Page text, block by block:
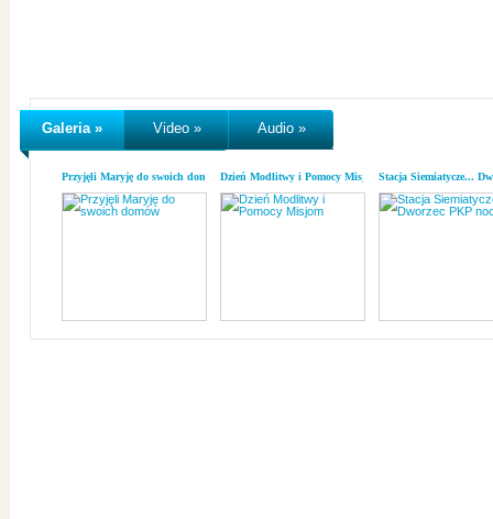
Galeria » Video » Audio »
Przyjęli Maryję do swoich domówDzień Modlitwy i Pomocy MisjomStacja Siemiatycze...